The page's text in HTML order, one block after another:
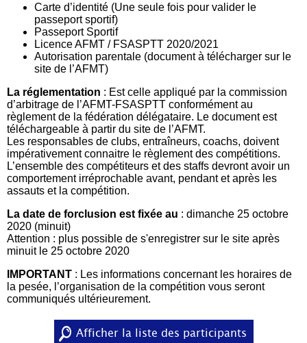
Carte d’identité (Une seule fois pour valider le
passeport sportif)
Passeport Sportif
Licence AFMT / FSASPTT 2020/2021
Autorisation parentale (document à télécharger sur le
site de l’AFMT)
La réglementation : Est celle appliqué par la commission
d’arbitrage de l’AFMT-FSASPTT conformément au
règlement de la fédération délégataire. Le document est
téléchargeable à partir du site de l’AFMT.
Les responsables de clubs, entraîneurs, coachs, doivent
impérativement connaitre le règlement des compétitions.
L’ensemble des compétiteurs et des staffs devront avoir un
comportement irréprochable avant, pendant et après les
assauts et la compétition.
La date de forclusion est fixée au : dimanche 25 octobre
2020 (minuit)
Attention : plus possible de s'enregistrer sur le site après
minuit le 25 octobre 2020
IMPORTANT : Les informations concernant les horaires de
la pesée, l’organisation de la compétition vous seront
communiqués ultérieurement.
Afficher la liste des participants